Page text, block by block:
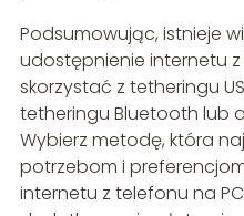
Podsumowując, istnieje
udostępnienie internetu z
skorzystać z tetheringu
tetheringu Bluetooth lub
Wybierz metodę, która
potrzebom i
internetu z telefonu na